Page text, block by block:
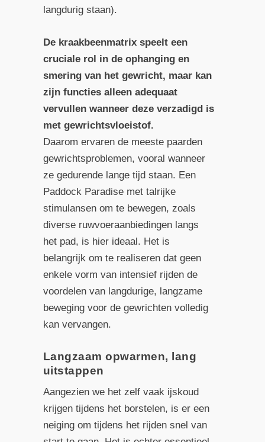
langdurig staan).
De kraakbeenmatrix speelt een
cruciale rol in de ophanging en
smering van het gewricht, maar kan
zijn functies alleen adequaat
vervullen wanneer deze verzadigd is
met gewrichtsvloeistof.
Daarom ervaren de meeste paarden
gewrichtsproblemen, vooral wanneer
ze gedurende lange tijd staan. Een
Paddock Paradise met talrijke
stimulansen om te bewegen, zoals
diverse ruwvoeraanbiedingen langs
het pad, is hier ideaal. Het is
belangrijk om te realiseren dat geen
enkele vorm van intensief rijden de
voordelen van langdurige, langzame
beweging voor de gewrichten volledig
kan vervangen.
Langzaam opwarmen, lang
uitstappen
Aangezien we het zelf vaak ijskoud
krijgen tijdens het borstelen, is er een
neiging om tijdens het rijden snel van